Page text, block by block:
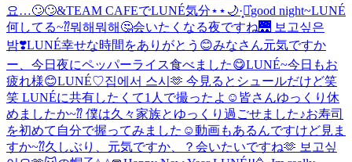
요…🙄🙄&TEAM CAFEでLUNÉ気分⋆⋆🌙·̩͙‪⋆͛good night~LUNÉ
何してる~⁇뭐해뭐해🤔会いたくなる夜ですね🌉 보고싶은
밤❣️LUNÉ幸せな時間をありがとう😊みなさん元気ですか
ー、今日夜にペッパーライス食べました😋LUNÉ~今日もお
疲れ様😊LUNÉ♡집에서 스시🫶 今見るとシュールだけど笑
笑 LUNÉに共有したくて1人で撮ったよ☺️ 皆さんゆっくり休
めましたか~⁇ 僕は久々家族とゆっくり過ごせました♪お寿司
を初めて自分で握ってみました☺️動画もあるんですけど見ま
すか~⁇久しぶり、元気ですか、？会いたいですね🫶 보고싶